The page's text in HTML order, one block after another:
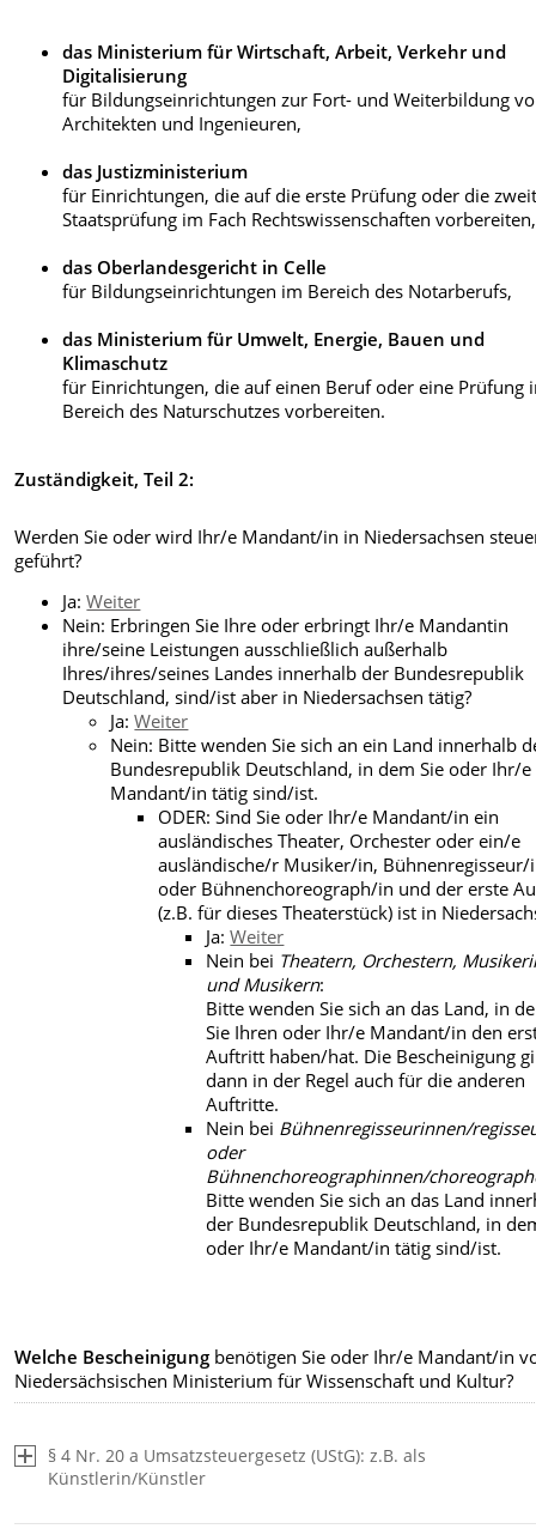
das Ministerium für Wirtschaft, Arbeit, Verkehr und
Digitalisierung
für Bildungseinrichtungen zur Fort- und Weiterbildung
Architekten und Ingenieuren,
das Justizministerium
für Einrichtungen, die auf die erste Prüfung oder die
Staatsprüfung im Fach Rechtswissenschaften vorbereiten,
das Oberlandesgericht in Celle
für Bildungseinrichtungen im Bereich des Notarberufs,
das Ministerium für Umwelt, Energie, Bauen und
Klimaschutz
für Einrichtungen, die auf einen Beruf oder eine Prüfung
Bereich des Naturschutzes vorbereiten.
Zuständigkeit, Teil 2:
Werden Sie oder wird Ihr/e Mandant/in in Niedersachsen
geführt?
Ja:Weiter
Nein: Erbringen Sie Ihre oder erbringt Ihr/e Mandantin
ihre/seine Leistungen ausschließlich außerhalb
Ihres/ihres/seines Landes innerhalb der Bundesrepublik
Deutschland, sind/ist aber in Niedersachsen tätig?
Ja:Weiter
Nein: Bitte wenden Sie sich an ein Land innerhalb
Bundesrepublik Deutschland, in dem Sie oder Ihr/e
Mandant/in tätig sind/ist.
ODER: Sind Sie oder Ihr/e Mandant/in ein
ausländisches Theater, Orchester oder ein/e
ausländische/r Musiker/in, Bühnenregisseur/
oder Bühnenchoreograph/in und der erste
(z.B. für dieses Theaterstück) ist in
Ja:Weiter
Nein bei Theatern, Orchestern,
und Musikern:
Bitte wenden Sie sich an das Land, in
Sie Ihren oder Ihr/e Mandant/in den
Auftritt haben/hat. Die Bescheinigung
dann in der Regel auch für die anderen
Auftritte.
Nein bei Bühnenregisseurinnen/
oder
Bühnenchoreographinnen/
Bitte wenden Sie sich an das Land
der Bundesrepublik Deutschland, in
oder Ihr/e Mandant/in tätig sind/ist.
Welche Bescheinigung benötigen Sie oder Ihr/e Mandant/in
Niedersächsischen Ministerium für Wissenschaft und Kultur?
§ 4 Nr. 20 a Umsatzsteuergesetz (UStG): z.B. als
Künstlerin/Künstler